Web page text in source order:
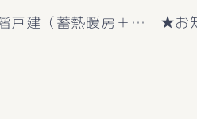
★お知らせ★甲斐市中下条２階戸建（蓄熱暖房＋お庭緑が豊富）敷島小学区＋敷島中学区